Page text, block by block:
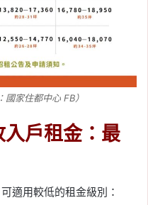
家住都中心 FB）
戶租金：最
適用較低的租金級別：